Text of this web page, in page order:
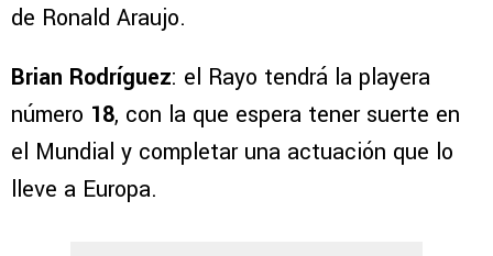
de Ronald Araujo.
Brian Rodríguez: el Rayo tendrá la playera
número 18, con la que espera tener suerte en
el Mundial y completar una actuación que lo
lleve a Europa.